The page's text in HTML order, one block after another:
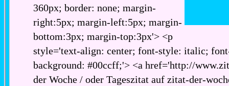
360px; border: none; margin-
right:5px; margin-left:5px; margin-
bottom:3px; margin-top:3px'> <p
style='text-align: center; font-style: italic;
background: #00ccff;'> <a href='http://
der Woche / oder Tageszitat auf zitat-der-